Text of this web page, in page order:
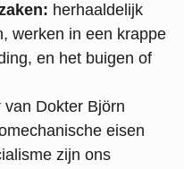
herhaaldelijk
werken in een krappe
en het buigen of
Dokter Björn
eisen
zijn ons